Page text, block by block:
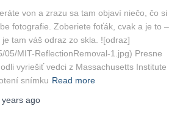
von a zrazu sa tam objaví niečo, čo si
fotografie. Zoberiete foťák, cvak a je to –
tam váš odraz zo skla. ![odraz]
05/MIT-ReflectionRemoval-1.jpg) Presne
vyriešiť vedci z Massachusetts Institute
snímku Read more
years ago